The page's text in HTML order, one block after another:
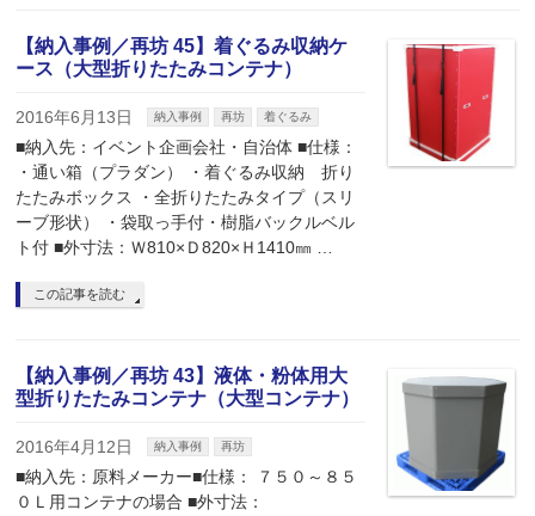
【納入事例／再坊 45】着ぐるみ収納ケ
ース（大型折りたたみコンテナ）
2016年6月13日 納入事例 再坊 着ぐるみ
■納入先：イベント企画会社・自治体 ■仕様：
・通い箱（プラダン） ・着ぐるみ収納 折り
たたみボックス ・全折りたたみタイプ（スリ
ーブ形状） ・袋取っ手付・樹脂バックルベル
ト付 ■外寸法：Ｗ810×Ｄ820×Ｈ1410㎜ …
この記事を読む
【納入事例／再坊 43】液体・粉体用大
型折りたたみコンテナ（大型コンテナ）
2016年4月12日 納入事例 再坊
■納入先：原料メーカー■仕様： ７５０～８５
０Ｌ用コンテナの場合 ■外寸法：